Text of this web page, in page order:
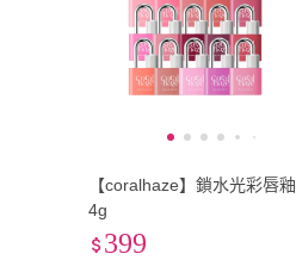
【coralhaze】鎖水光彩唇釉
4g
399